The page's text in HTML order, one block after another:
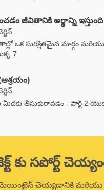
జీవితానికి అర్థాన్ని ఇస్తుంది
ఒక సురక్షితమైన మార్గం మరియు
7
తీసుకురావడం - పార్ట్ 2
కు సపోర్ట్
చెయ్యడానికి మరియు